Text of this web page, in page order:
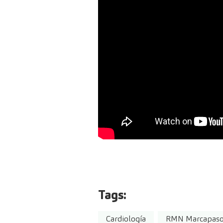
Tags:
Cardiología RMN